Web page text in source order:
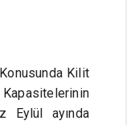
Konusunda Kilit
Eylül ayında